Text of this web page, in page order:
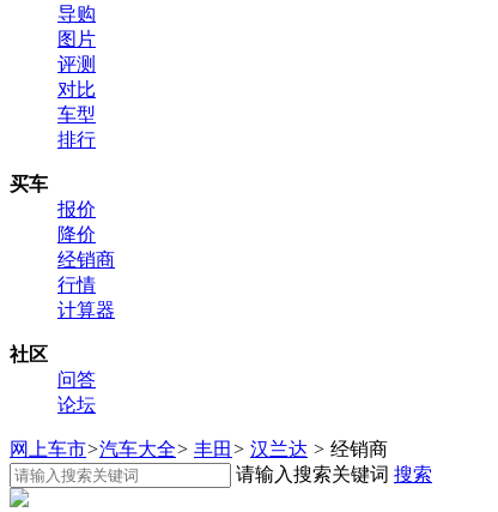
导购
图片
评测
对比
车型
排行
买车
报价
降价
经销商
行情
计算器
社区
问答
论坛
网上车市>汽车大全> 丰田 > 汉兰达 > 经销商
请输入搜索关键词 搜索